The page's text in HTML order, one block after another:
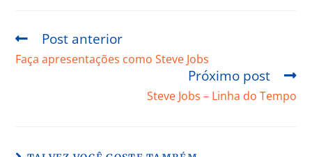
Post anterior
Faça apresentações como Steve Jobs
Próximo post
Steve Jobs – Linha do Tempo